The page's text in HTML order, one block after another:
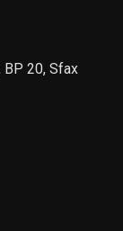
BP 20, Sfax